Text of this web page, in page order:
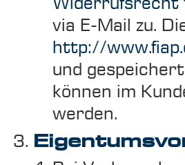
via E-Mail zu.
http://
und
können im
werden.